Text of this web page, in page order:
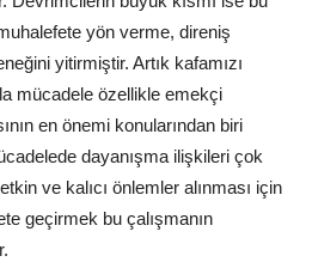
yön verme, direniş
yitirmiştir. Artık kafamızı
mücadele özellikle emekçi
en önemi konularından biri
dayanışma ilişkileri çok
ve kalıcı önlemler alınması için
geçirmek bu çalışmanın